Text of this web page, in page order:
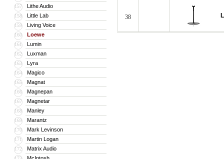
157 Lithe Audio
158 Little Lab
159 Living Voice
160 Loewe
161 Lumin
162 Luxman
163 Lyra
164 Magico
165 Magnat
166 Magnepan
167 Magnetar
168 Manley
169 Marantz
170 Mark Levinson
171 Martin Logan
172 Matrix Audio
38